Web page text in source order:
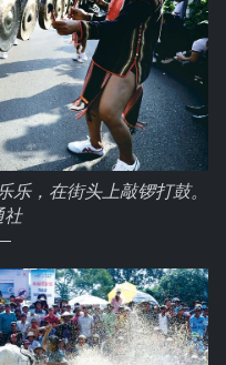
，在街头上敲锣打鼓。
社